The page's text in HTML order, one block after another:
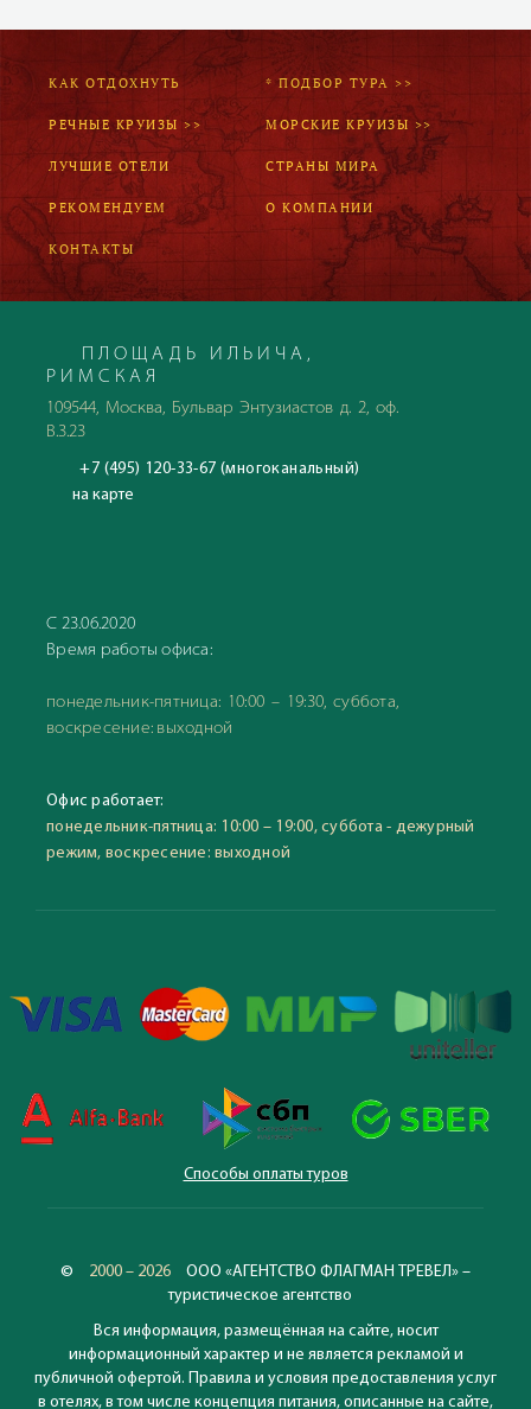
КАК ОТДОХНУТЬ * ПОДБОР ТУРА >>
РЕЧНЫЕ КРУИЗЫ >> МОРСКИЕ КРУИЗЫ >>
ЛУЧШИЕ ОТЕЛИ СТРАНЫ МИРА
РЕКОМЕНДУЕМ О КОМПАНИИ
КОНТАКТЫ
ПЛОЩАДЬ ИЛЬИЧА,
РИМСКАЯ
109544, Москва, Бульвар Энтузиастов д. 2, оф.
В.3.23
+7 (495) 120-33-67 (многоканальный)
на карте
С 23.06.2020
Время работы офиса:
понедельник-пятница: 10:00 – 19:30, суббота,
воскресение: выходной
Офис работает:
понедельник-пятница: 10:00 – 19:00, суббота - дежурный
режим, воскресение: выходной
Способы оплаты туров
© 2000 – 2026
ООО «АГЕНТСТВО ФЛАГМАН ТРЕВЕЛ» –
туристическое агентство
Вся информация, размещённая на сайте, носит
информационный характер и не является рекламой и
публичной офертой. Правила и условия предоставления услуг
в отелях, в том числе концепция питания, описанные на сайте,